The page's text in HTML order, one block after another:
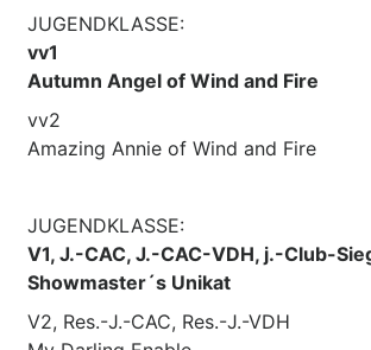
JUGENDKLASSE:
vv1
Autumn Angel of Wind and Fire
vv2
Amazing Annie of Wind and Fire
JUGENDKLASSE:
V1, J.-CAC, J.-CAC-VDH, j.-Club-
Showmaster´s Unikat
V2, Res.-J.-CAC, Res.-J.-VDH